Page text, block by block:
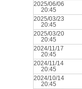
2025/06/06
20:45
2025/03/23
20:45
2025/03/20
20:45
2024/11/17
20:45
2024/11/14
20:45
2024/10/14
20:45